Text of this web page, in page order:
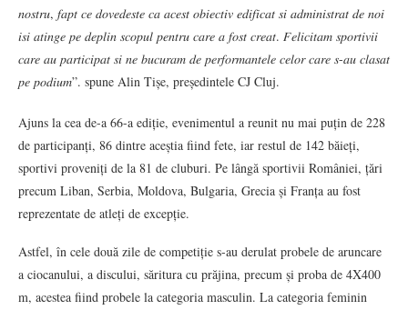
𝑛𝑜𝑠𝑡𝑟𝑢, 𝑓𝑎𝑝𝑡 𝑐𝑒 𝑑𝑜𝑣𝑒𝑑𝑒𝑠𝑡𝑒 𝑐𝑎 𝑎𝑐𝑒𝑠𝑡 𝑜𝑏𝑖𝑒𝑐𝑡𝑖𝑣 𝑒𝑑𝑖𝑓𝑖𝑐𝑎𝑡 𝑠𝑖 𝑎𝑑𝑚𝑖𝑛𝑖𝑠𝑡𝑟𝑎𝑡 𝑑𝑒 𝑛𝑜𝑖
𝑖𝑠𝑖 𝑎𝑡𝑖𝑛𝑔𝑒 𝑝𝑒 𝑑𝑒𝑝𝑙𝑖𝑛 𝑠𝑐𝑜𝑝𝑢𝑙 𝑝𝑒𝑛𝑡𝑟𝑢 𝑐𝑎𝑟𝑒 𝑎 𝑓𝑜𝑠𝑡 𝑐𝑟𝑒𝑎𝑡. 𝐹𝑒𝑙𝑖𝑐𝑖𝑡𝑎𝑚 𝑠𝑝𝑜𝑟𝑡𝑖𝑣𝑖𝑖
𝑐𝑎𝑟𝑒 𝑎𝑢 𝑝𝑎𝑟𝑡𝑖𝑐𝑖𝑝𝑎𝑡 𝑠𝑖 𝑛𝑒 𝑏𝑢𝑐𝑢𝑟𝑎𝑚 𝑑𝑒 𝑝𝑒𝑟𝑓𝑜𝑟𝑚𝑎𝑛𝑡𝑒𝑙𝑒 𝑐𝑒𝑙𝑜𝑟 𝑐𝑎𝑟𝑒 𝑠-𝑎𝑢 𝑐𝑙𝑎𝑠𝑎𝑡
𝑝𝑒 𝑝𝑜𝑑𝑖𝑢𝑚”. spune Alin Tișe, președintele CJ Cluj.
Ajuns la cea de-a 66-a ediție, evenimentul a reunit nu mai puțin de 228
de participanți, 86 dintre aceștia fiind fete, iar restul de 142 băieți,
sportivi proveniți de la 81 de cluburi. Pe lângă sportivii României, țări
precum Liban, Serbia, Moldova, Bulgaria, Grecia și Franța au fost
reprezentate de atleți de excepție.
Astfel, în cele două zile de competiție s-au derulat probele de aruncare
a ciocanului, a discului, săritura cu prăjina, precum și proba de 4X400
m, acestea fiind probele la categoria masculin. La categoria feminin